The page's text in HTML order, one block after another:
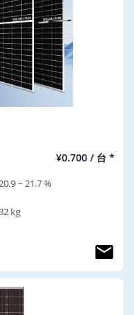
¥0.700 / 台 *
~ 21.7 %
kg